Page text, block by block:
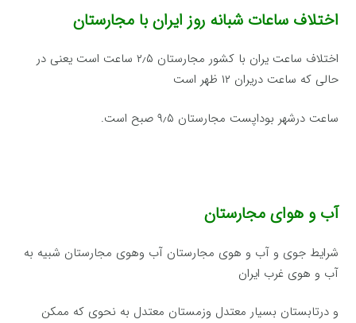
اختلاف ساعات شبانه روز ایران با مجارستان
اختلاف ساعت یران با كشور مجارستان ۲٫۵ ساعت است یعنی در
حالی كه ساعت دریران ۱۲ ظهر است
ساعت درشهر بوداپست مجارستان ۹٫۵ صبح است.
آب و هوای مجارستان
شرایط جوی و آب و هوی مجارستان آب وهوی مجارستان شبیه به
آب و هوی غرب ایران
و درتابستان بسیار معتدل وزمستان معتدل به نحوی كه ممکن